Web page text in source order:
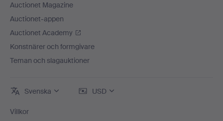
Auctionet Magazine
Auctionet-appen
Auctionet Academy
Konstnärer och formgivare
Teman och slagauktioner
Svenska USD
Villkor